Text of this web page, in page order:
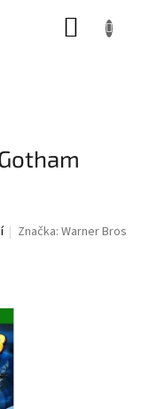
Značka:Warner Bros